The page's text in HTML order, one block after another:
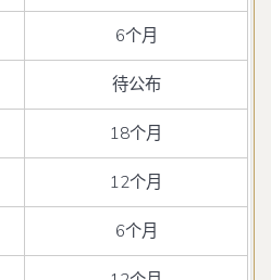
6个月
待公布
18个月
12个月
6个月